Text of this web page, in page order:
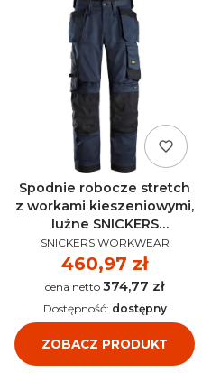
Spodnie robocze stretch
z workami kieszeniowymi,
luźne SNICKERS
granatowe - 6251
PRODUCENT
SNICKERS WORKWEAR
Cena
460,97 zł
Cena 374,77 zł
ZOBACZ PRODUKT
Dostępność: dostępny